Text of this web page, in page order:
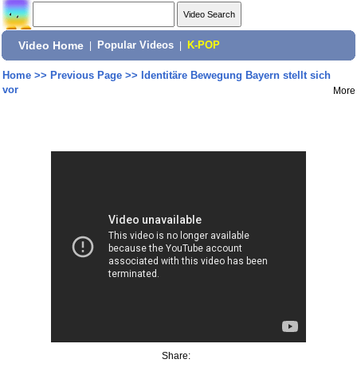
Video Home Popular Videos K-POP
Home>> Previous Page>> Identitäre Bewegung Bayern stellt sich
vor
More
Share: